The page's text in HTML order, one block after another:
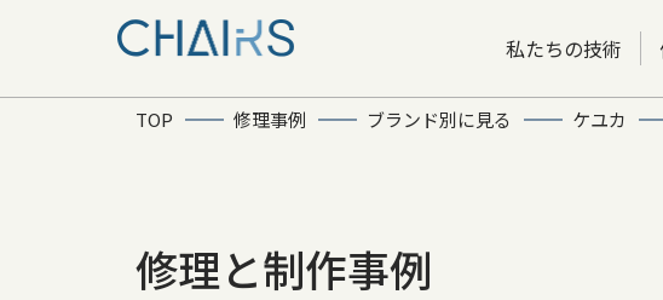
私たちの技術
TOP 修理事例 ブランド別に見る ケユカ
修理と制作事例